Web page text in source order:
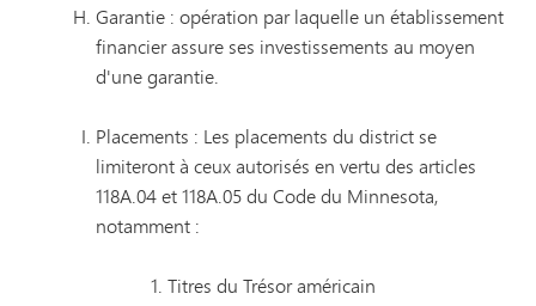
Garantie : opération par laquelle un établissement
financier assure ses investissements au moyen
d'une garantie.
Placements : Les placements du district se
limiteront à ceux autorisés en vertu des articles
118A.04 et 118A.05 du Code du Minnesota,
notamment :
Titres du Trésor américain